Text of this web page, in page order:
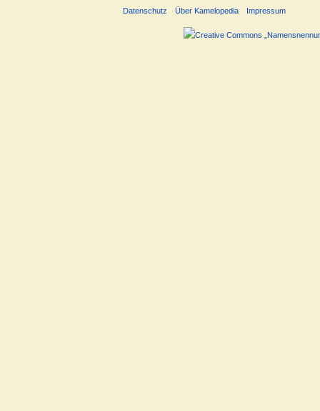
Datenschutz Über Kamelopedia Impressum